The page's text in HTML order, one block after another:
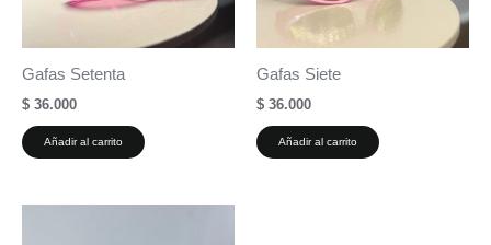
Gafas Setenta
$ 36.000
Añadir al carrito
Gafas Siete
$ 36.000
Añadir al carrito